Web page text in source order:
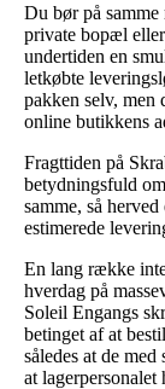
Du bør på
private bopæl
undertiden en
letkøbte
pakken selv, men
online butikkens
Fragttiden på
betydningsfuld
samme, så
estimerede
En lang række
hverdag på
Soleil Engangs
betinget af at
således at de
at lagerpersonalet